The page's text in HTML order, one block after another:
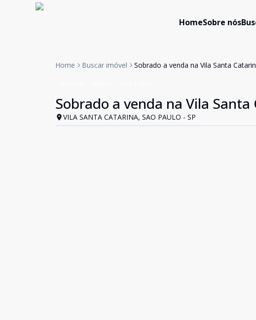
HomeSobre nós
Home Buscar imóvel Sobrado a venda na Vila Santa
Sobrado a venda na Vila
VILA SANTA CATARINA, SAO PAULO - SP